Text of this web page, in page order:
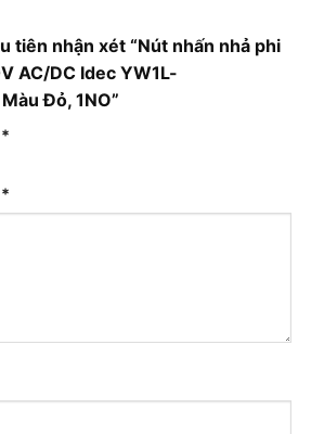
tiên nhận xét “Nút nhấn nhả phi
AC/DC Idec YW1L-
Đỏ, 1NO”
*
*